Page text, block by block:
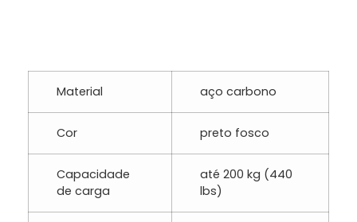
Material aço carbono
Cor preto fosco
Capacidade
de carga
até 200 kg (440
lbs)